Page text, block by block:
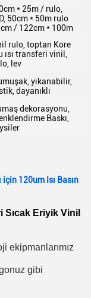
* 25m / rulo,
50cm * 50m rulo
/ 122cm * 100m
rulo, toptan Kore
transferi vinil,
lev
yıkanabilir,
dayanıklı
dekorasyonu,
Baskı,
için 120um Isı Basın
Sıcak Eriyik Vinil
ekipmanlarımız
gibi